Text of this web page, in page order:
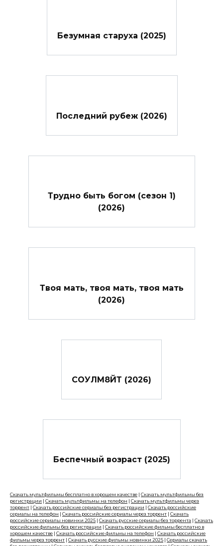
Безумная старуха (2025)
Последний рубеж (2026)
Трудно быть богом (сезон 1)
(2026)
Твоя мать, твоя мать, твоя мать
(2026)
СОУЛМ8ЙТ (2026)
Беспечный возраст (2025)
Скачать мультфильмы бесплатно в хорошем качестве
Скачать мультфильмы без
регистрации
Скачать мультфильмы на телефон
Скачать мультфильмы через
торрент
Скачать российские сериалы без регистрации
Скачать российские
сериалы на телефон
Скачать российские сериалы через торрент
Скачать
российские сериалы новинки 2025
Скачать русские сериалы без торрента
Скачать
российские фильмы без регистрации
Скачать российские фильмы бесплатно в
хорошем качестве
Скачать российские фильмы на телефон
Скачать российские
фильмы через торрент
Скачать русские фильмы новинки 2025
Сериалы скачать